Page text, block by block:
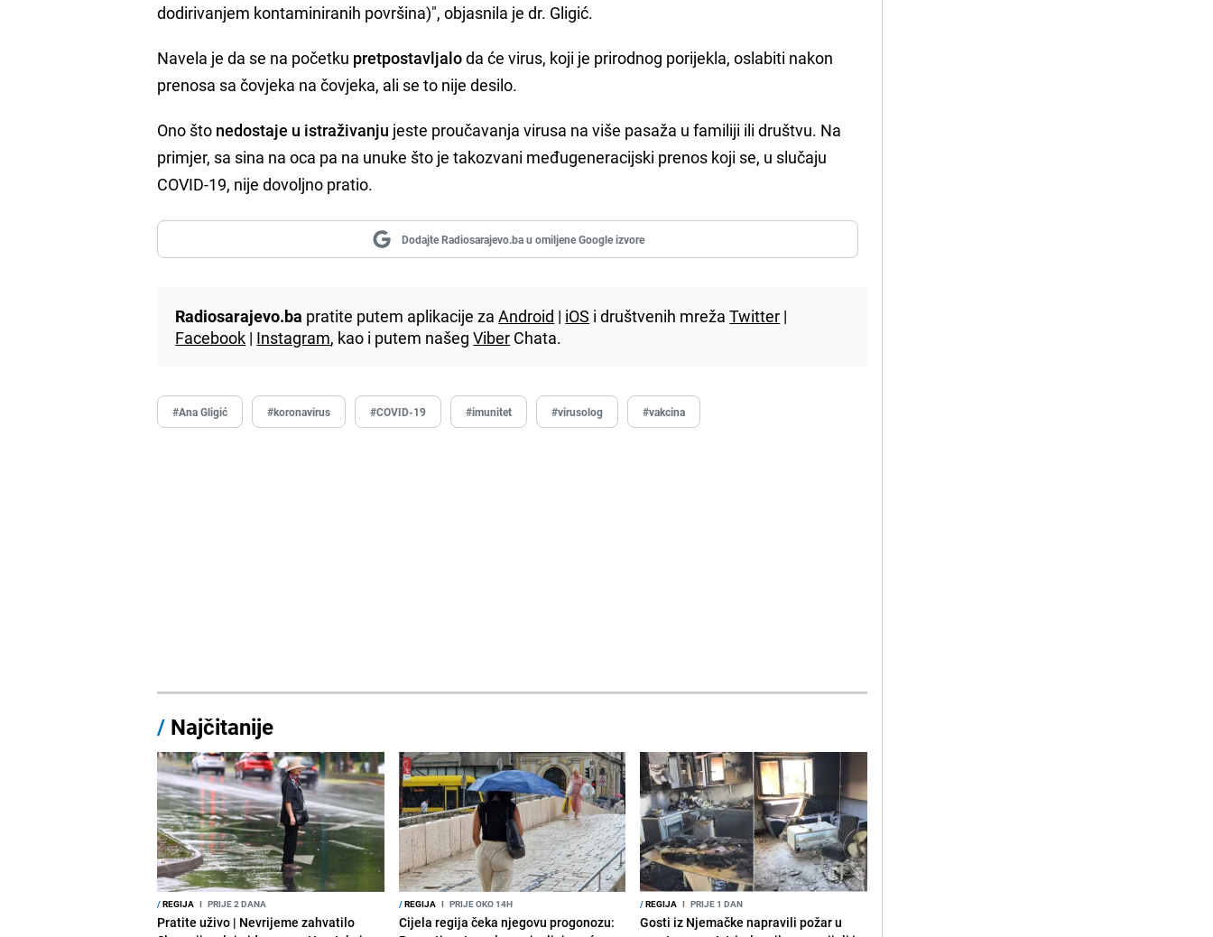
dodirivanjem kontaminiranih površina)", objasnila je dr. Gligić.
Navela je da se na početku pretpostavljaloda će virus, koji je prirodnog porijekla, oslabiti nakon
prenosa sa čovjeka na čovjeka, ali se to nije desilo.
Ono što nedostaje u istraživanju jeste proučavanja virusa na više pasaža u familiji ili društvu. Na
primjer, sa sina na oca pa na unuke što je takozvani međugeneracijski prenos koji se, u slučaju
COVID-19, nije dovoljno pratio.
Dodajte Radiosarajevo.ba u omiljene Google izvore
Radiosarajevo.ba pratite putem aplikacije zaAndroid | iOS i društvenih mrežaTwitter |
Facebook | Instagram, kao i putem našegViber Chata.
#Ana Gligić #koronavirus #COVID-19 #imunitet #virusolog #vakcina
/ Najčitanije
/REGIJA I PRIJE 2 DANA
Pratite uživo | Nevrijeme zahvatilo
/REGIJA I PRIJE OKO 14H
Cijela regija čeka njegovu progonozu:
/REGIJA I PRIJE 1 DAN
Gosti iz Njemačke napravili požar u